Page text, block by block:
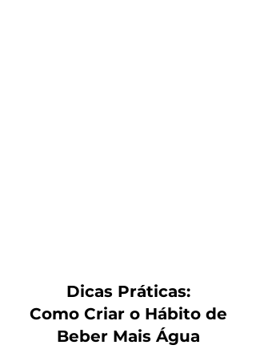
Dicas Práticas:
Como Criar o Hábito de
Beber Mais Água